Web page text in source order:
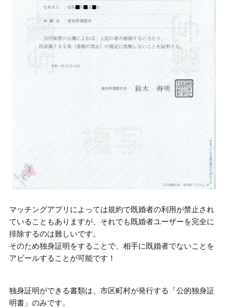
マッチングアプリによっては規約で既婚者の利用が禁止され
ていることもありますが、それでも既婚者ユーザーを完全に
排除するのは難しいです。
そのため独身証明をすることで、相手に既婚者でないことを
アピールすることが可能です！
独身証明ができる書類は、市区町村が発行する「公的独身証
明書」のみです。